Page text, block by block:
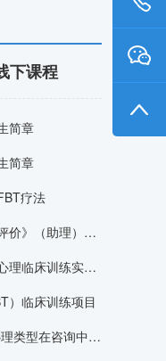
下课程
简章
简章
疗法
盟略心理—《心理咨询师水平评价》（助理）招生简章
盟略心理——曼陀罗艺术疗法心理临床训练实操工作坊
）临床训练项目
荣格心理分析技术临床培养-心理类型在咨询中的深度应用与实操，盟略线下课程